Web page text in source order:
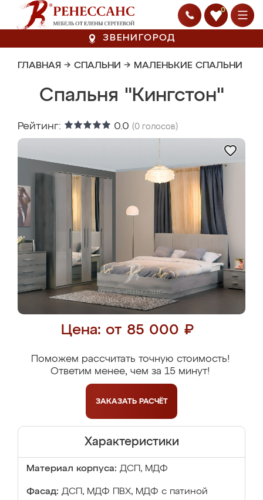
0
ЗВЕНИГОРОД
ГЛАВНАЯ → СПАЛЬНИ → МАЛЕНЬКИЕ СПАЛЬНИ
Спальня "Кингстон"
Рейтинг: 0.0 (0 голосов)
Цена: от 85 000 ₽
Поможем рассчитать точную стоимость!
Ответим менее, чем за 15 минут!
ЗАКАЗАТЬ РАСЧЁТ
Характеристики
Материал корпуса: ДСП, МДФ
Фасад: ДСП, МДФ ПВХ, МДФ с патиной